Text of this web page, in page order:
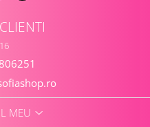
MEU